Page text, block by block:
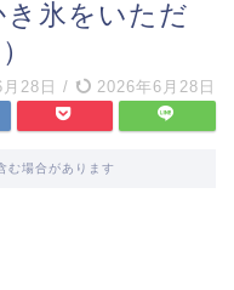
氷をいただ
28日 / 2026年6月28日
む場合があります